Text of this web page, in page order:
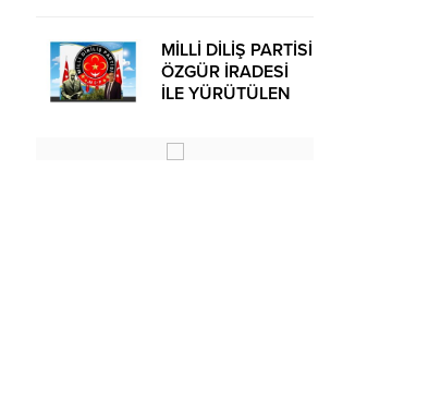
Basın Açıklaması
MİLLİ DİLİŞ PARTİSİ
ÖZGÜR İRADESİ
İLE YÜRÜTÜLEN
OLUŞUMUDUR